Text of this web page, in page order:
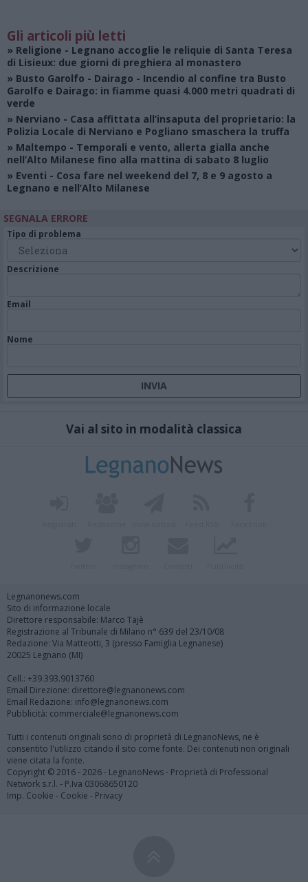
Gli articoli più letti
» Religione - Legnano accoglie le reliquie di Santa Teresa
di Lisieux: due giorni di preghiera al monastero
» Busto Garolfo - Dairago - Incendio al confine tra Busto
Garolfo e Dairago: in fiamme quasi 4.000 metri quadrati di
verde
» Nerviano - Casa affittata all’insaputa del proprietario: la
Polizia Locale di Nerviano e Pogliano smaschera la truffa
» Maltempo - Temporali e vento, allerta gialla anche
nell’Alto Milanese fino alla mattina di sabato 8 luglio
» Eventi - Cosa fare nel weekend del 7, 8 e 9 agosto a
Legnano e nell’Alto Milanese
SEGNALA ERRORE
Tipo di problema
Descrizione
Email
Nome
Vai al sito in modalità classica
Legnanonews.com
Sito di informazione locale
Direttore responsabile: Marco Tajè
Registrazione al Tribunale di Milano n° 639 del 23/10/08
Redazione: Via Matteotti, 3 (presso Famiglia Legnanese)
20025 Legnano (MI)
Cell.: +39.393.9013760
Email Direzione: direttore@legnanonews.com
Email Redazione: info@legnanonews.com
Pubblicità: commerciale@legnanonews.com
Tutti i contenuti originali sono di proprietà di LegnanoNews, ne è
consentito l'utilizzo citando il sito come fonte. Dei contenuti non originali
viene citata la fonte.
Copyright © 2016 - 2026 - LegnanoNews - Proprietà di Professional
Network s.r.l. - P.Iva 03068650120
Imp. Cookie - Cookie - Privacy